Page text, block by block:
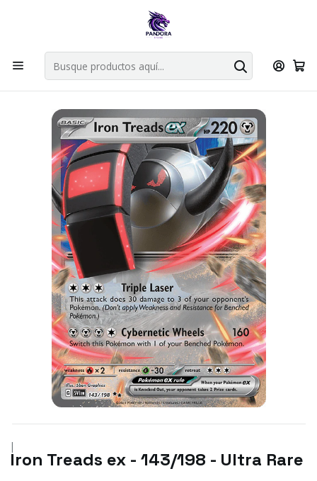
Por compras en cartas singles superiores a 49.990 el envio es
Explorar singles
Inicio Juegos de cartas TCG Pokémon TCG
Singles de Pokémon Iron Treads ex - 143/198 - Ultra Rare
|
Iron Treads ex - 143/198 - Ultra Rare